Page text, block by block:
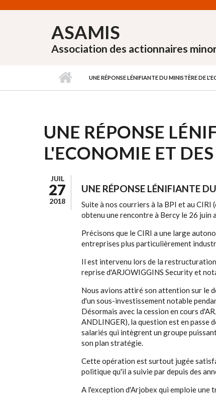
ASAMIS
Association des actionnaires
UNE RÉPONSE LÉNIFIANTE DU MINISTÈRE DE
UNE RÉPONSE
L'ECONOMIE ET
JUIL
27
2018
UNE RÉPONSE LÉNIFIANTE
Suite à nos courriers à la BPI et au
obtenu une rencontre à Bercy le 26
Précisons que le CIRI a une large
entreprises plus particulièrement
Il est intervenu lors de la
reprise d'ARJOWIGGINS Security et
Nous avions attiré son attention sur le
d'un sous-investissement notable
Désormais avec la cession en cours
ANDLINGER), la question est en
salariés qui intègrent un groupe
son plan stratégie.
Cette opération est surtout jugée
politique qu'il a suivie par depuis des
A l'exception d'Arjobex qui emploie une